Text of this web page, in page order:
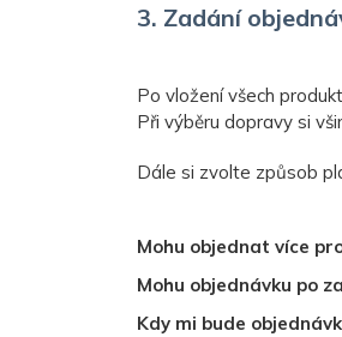
Mám starý návrh a
Chci změnit barvu
Chci upravit grafiku
Jak komunikuji s
3. Zadání
Po vložení všech
Při výběru dopravy si
Dále si zvolte způsob
Mohu objednat více
Mohu objednávku po
Kdy mi bude